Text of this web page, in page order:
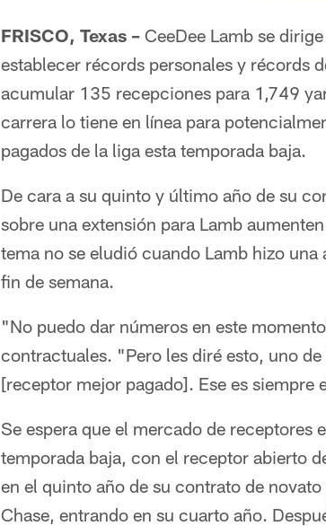
FRISCO, Texas – CeeDee Lamb se
establecer récords personales y récords
acumular 135 recepciones para 1,749
carrera lo tiene en línea para
pagados de la liga esta temporada baja.
De cara a su quinto y último año de su
sobre una extensión para Lamb
tema no se eludió cuando Lamb hizo
fin de semana.
"No puedo dar números en este
contractuales. "Pero les diré esto, uno
[receptor mejor pagado]. Ese es siempre
Se espera que el mercado de
temporada baja, con el receptor abierto
en el quinto año de su contrato de
Chase, entrando en su cuarto año.